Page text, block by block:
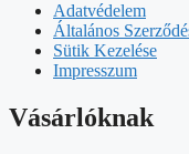
Adatvédelem
Általános
Sütik Kezelése
Impresszum
Vásárlóknak